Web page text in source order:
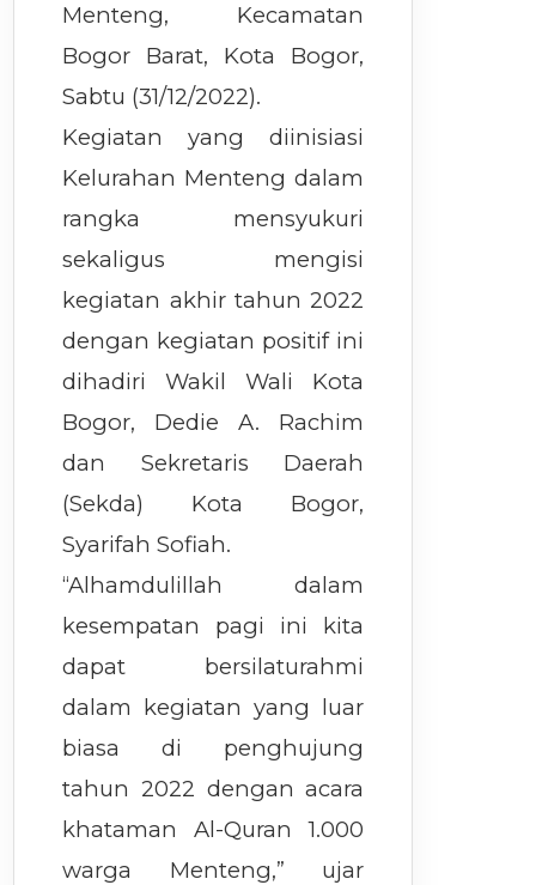
Menteng, Kecamatan
Bogor Barat, Kota Bogor,
Sabtu (31/12/2022).
Kegiatan yang diinisiasi
Kelurahan Menteng dalam
rangka mensyukuri
sekaligus mengisi
kegiatan akhir tahun 2022
dengan kegiatan positif ini
dihadiri Wakil Wali Kota
Bogor, Dedie A. Rachim
dan Sekretaris Daerah
(Sekda) Kota Bogor,
Syarifah Sofiah.
“Alhamdulillah dalam
kesempatan pagi ini kita
dapat bersilaturahmi
dalam kegiatan yang luar
biasa di penghujung
tahun 2022 dengan acara
khataman Al-Quran 1.000
warga Menteng,” ujar